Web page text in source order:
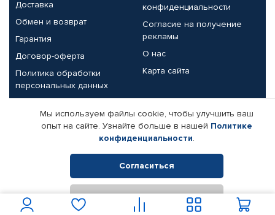
Доставка
Обмен и возврат
Гарантия
Договор-оферта
Политика обработки
персональных данных
конфиденциальности
Согласие на получение
рекламы
О нас
Карта сайта
Партнерам
Корпоративным клиентам
Поставщикам
Реквизиты компании
© КАМАЗ ЦЕНТР ДОНЕЦК, 2015-2026. Все права защищены.
Интернет-магазин автомобильных товаров Автопрофи.
Мы используем файлы cookie, чтобы улучшить ваш
опыт на сайте. Узнайте больше в нашей Политике
конфиденциальности.
Согласиться
Отклонить